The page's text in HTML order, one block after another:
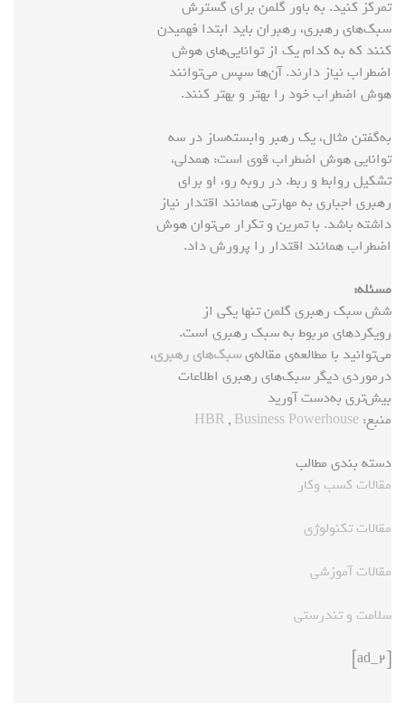
تمرکز کنید. به باور گلمن برای گسترش
سبک‌های رهبری، رهبران باید ابتدا فهمیدن
کنند که به کدام یک از توانایی‌های هوش
اضطراب نیاز دارند. آن‌ها سپس می‌توانند
هوش اضطراب خود را بهتر و بهتر کنند.
به‌گفتن مثال، یک رهبر وابسته‌ساز در سه
توانایی هوش اضطراب قوی است: همدلی،
تشکیل روابط و ربط. در روبه رو، او برای
رهبری اجباری به مهارتی همانند اقتدار نیاز
داشته باشد. با تمرین و تکرار می‌توان هوش
اضطراب همانند اقتدار را پرورش داد.
مسئله:
شش سبک رهبری گلمن تنها یکی از
رویکردهای مربوط به سبک رهبری است.
می‌توانید با مطالعه‌ی مقاله‌یسبک‌های رهبری،
درمورد‌ی دیگر سبک‌های رهبری اطلاعات
بیش‌تری به‌دست آورید
منبع:
HBR , Business Powerhouse
دسته بندی مطالب
مقالات کسب وکار
مقالات تکنولوژی
مقالات آموزشی
سلامت و تندرستی
[ad_2]